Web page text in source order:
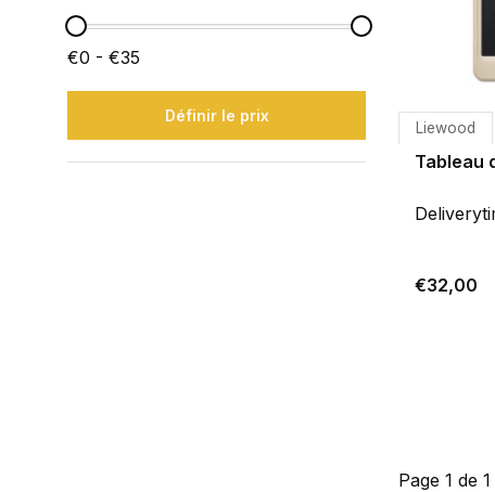
€0 - €35
Définir le prix
Liewood
Tableau
€32,00
Page 1 de 1